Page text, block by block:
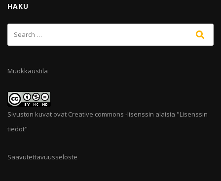
HAKU
Muokkaustila
Sivuston kuvat ovat Creative commons -lisenssin alaisia "Lisenssin
tiedot"
Saavutettavuusseloste